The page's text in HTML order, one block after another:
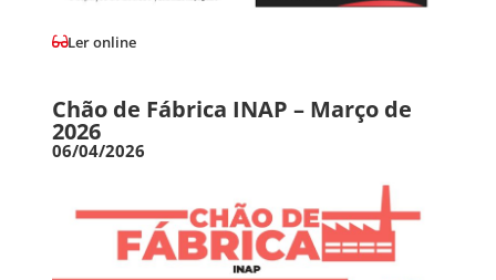
Ler online
Chão de Fábrica INAP – Março de
2026
06/04/2026